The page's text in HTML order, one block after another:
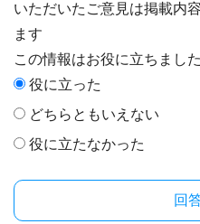
いただいたご意見は掲載内
ます
この情報はお役に立ちまし
役に立った
どちらともいえない
役に立たなかった